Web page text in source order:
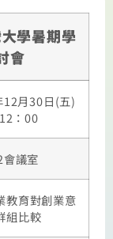
學暑期學
會
12月30日(五)
：00
議室
教育對創業意
組比較